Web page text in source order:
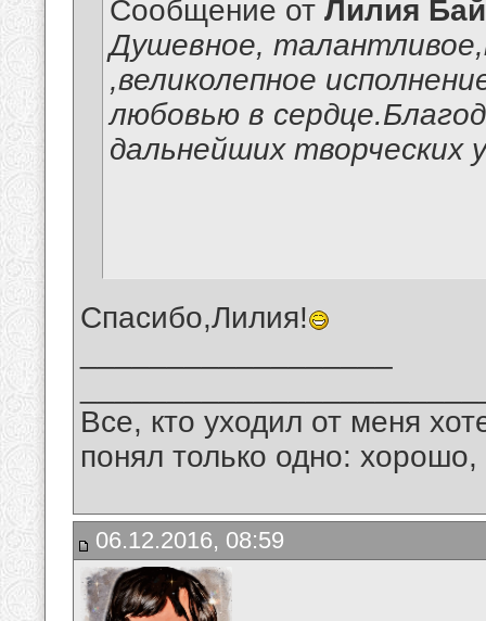
Сообщение от Лилия
Душевное,
,великолепное
любовью в
дальнейших творческих
Спасибо,Лилия!
Все, кто уходил от меня
понял только одно:
06.12.2016, 08:59